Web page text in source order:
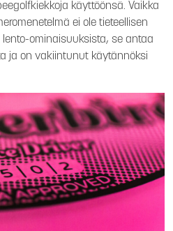
käyttöönsä. Vaikka
ei ole tieteellisen
ominaisuuksista, se antaa
ja on vakiintunut käytännöksi